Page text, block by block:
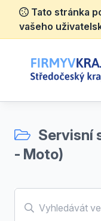
Tato stránka
vašeho
Servisní
- Moto)